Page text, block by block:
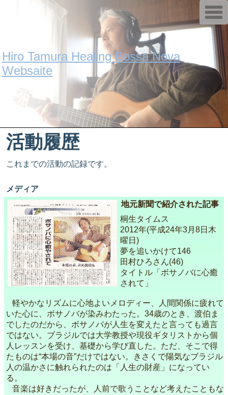
Hiro Tamura Healing Bossa Nova
Websaite
活動履歴
これまでの活動の記録です。
メディア
地元新聞で紹介された記事
桐生タイムス
2012年(平成24年3月8日木
曜日)
夢を追いかけて146
田村ひろさん(46)
タイトル「ボサノバに心癒
されて」
軽やかなリズムに心地よいメロディー、人間関係に疲れて
いた心に、ボサノバが染みわたった。34歳のとき、渡伯ま
でしたのだから、ボサノバが人生を変えたと言っても過言
ではない。ブラジルでは大学教授や現役ギタリストから個
人レッスンを受け、基礎から学び直した。ただ、そこで得
たものは“本場の音”だけではない。きさくで陽気なブラジル
人の温かさに触れられたのは「人生の財産」になってい
る。
音楽は好きだったが、人前で歌うことなど考えたこともな
T
o
g
g
l
e
n
a
v
a
t
i
o